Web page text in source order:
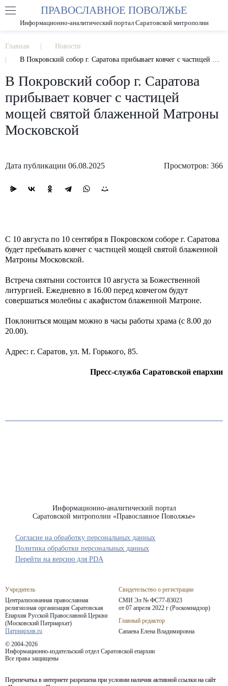
РАЗМЕР ШРИФТА А А
ПРАВОСЛАВНОЕ ПОВОЛЖЬЕ
Информационно-аналитический портал Саратовской митрополии
Главная
Новости
В Покровский собор г. Саратова прибывает ковчег с частицей мощей святой блаженной Матроны Московской
В Покровский собор г. Саратова
прибывает ковчег с частицей
мощей святой блаженной Матроны
Московской
Дата публикации 06.08.2025 Просмотров: 366
С 10 августа по 10 сентября в Покровском соборе г. Саратова
будет пребывать ковчег с частицей мощей святой блаженной
Матроны Московской.
Встреча святыни состоится 10 августа за Божественной
литургией. Ежедневно в 16.00 перед ковчегом будут
совершаться молебны с акафистом блаженной Матроне.
Поклониться мощам можно в часы работы храма (с 8.00 до
20.00).
Адрес: г. Саратов, ул. М. Горького, 85.
Пресс-служба Саратовской епархии
Информационно-аналитический портал
Саратовской митрополии «Православное Поволжье»
Учредитель
Централизованная православная
религиозная организация Саратовская
Епархия Русской Православной Церкви
(Московский Патриархат)
Патриархия.ru
Свидетельство о регистрации
СМИ Эл № ФС77-83023
от 07 апреля 2022 г (Роскомнадзор)
Главный редактор
Сапаева Елена Владимировна
© 2004-2026
Информационно-издательский отдел Саратовской епархии
Все права защищены
Согласие на обработку персональных данных
Политика обработки персональных данных
Перепечатка в интернете разрешена при условии наличия активной ссылки на сайт
Перейти на версию для PDA